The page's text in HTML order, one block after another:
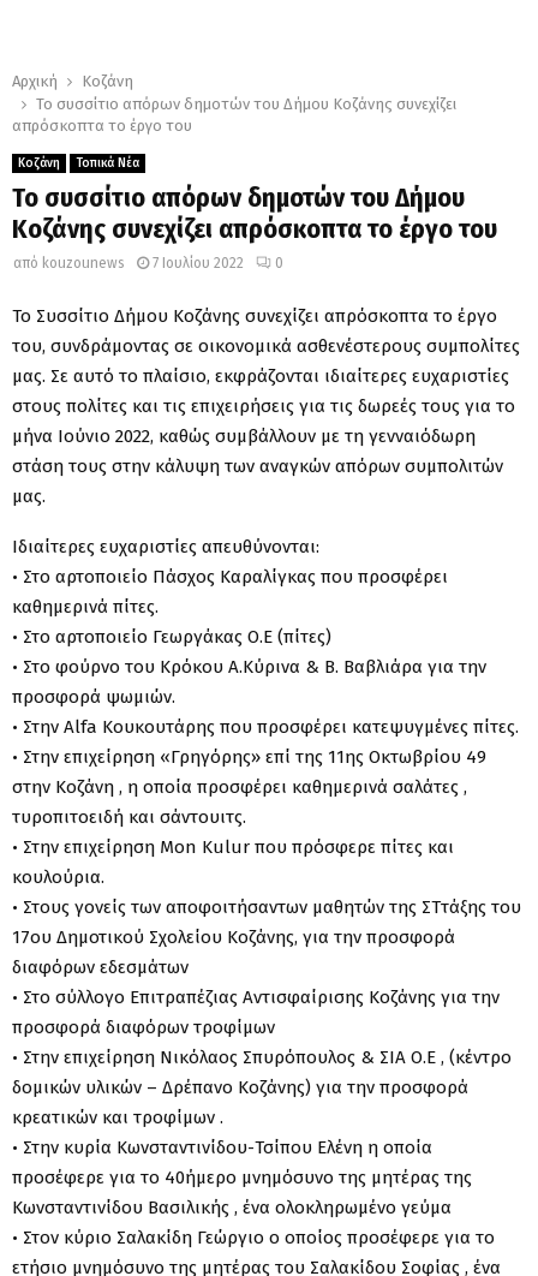
Αρχική
Κοζάνη
Το συσσίτιο απόρων δημοτών του Δήμου Κοζάνης συνεχίζει
απρόσκοπτα το έργο του
Κοζάνη Τοπικά Νέα
Το συσσίτιο απόρων δημοτών του Δήμου
Κοζάνης συνεχίζει απρόσκοπτα το έργο του
από kouzounews 7 Ιουλίου 2022 0
Το Συσσίτιο Δήμου Κοζάνης συνεχίζει απρόσκοπτα το έργο
του, συνδράμοντας σε οικονομικά ασθενέστερους συμπολίτες
μας. Σε αυτό το πλαίσιο, εκφράζονται ιδιαίτερες ευχαριστίες
στους πολίτες και τις επιχειρήσεις για τις δωρεές τους για το
μήνα Ιούνιο 2022, καθώς συμβάλλουν με τη γενναιόδωρη
στάση τους στην κάλυψη των αναγκών απόρων συμπολιτών
μας.
Ιδιαίτερες ευχαριστίες απευθύνονται:
• Στο αρτοποιείο Πάσχος Καραλίγκας που προσφέρει
καθημερινά πίτες.
• Στο αρτοποιείο Γεωργάκας Ο.Ε (πίτες)
• Στο φούρνο του Κρόκου Α.Κύρινα & Β. Βαβλιάρα για την
προσφορά ψωμιών.
• Στην Alfa Κουκουτάρης που προσφέρει κατεψυγμένες πίτες.
• Στην επιχείρηση «Γρηγόρης» επί της 11ης Οκτωβρίου 49
στην Κοζάνη , η οποία προσφέρει καθημερινά σαλάτες ,
τυροπιτοειδή και σάντουιτς.
• Στην επιχείρηση Mon Κulur που πρόσφερε πίτες και
κουλούρια.
• Στους γονείς των αποφοιτήσαντων μαθητών της ΣΤ΄τάξης του
17ου Δημοτικού Σχολείου Κοζάνης, για την προσφορά
διαφόρων εδεσμάτων
• Στο σύλλογο Επιτραπέζιας Αντισφαίρισης Κοζάνης για την
προσφορά διαφόρων τροφίμων
• Στην επιχείρηση Νικόλαος Σπυρόπουλος & ΣΙΑ Ο.Ε , (κέντρο
δομικών υλικών – Δρέπανο Κοζάνης) για την προσφορά
κρεατικών και τροφίμων .
• Στην κυρία Κωνσταντινίδου-Τσίπου Ελένη η οποία
προσέφερε για το 40ήμερο μνημόσυνο της μητέρας της
Κωνσταντινίδου Βασιλικής , ένα ολοκληρωμένο γεύμα
• Στον κύριο Σαλακίδη Γεώργιο ο οποίος προσέφερε για το
ετήσιο μνημόσυνο της μητέρας του Σαλακίδου Σοφίας , ένα